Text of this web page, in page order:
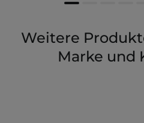
Weitere
Marke und